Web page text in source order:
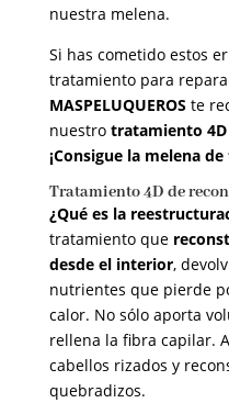
nuestra melena.
Si has cometido estos
tratamiento para
MASPELUQUEROS te
nuestro tratamiento
¡Consigue la melena
Tratamiento 4D de
¿Qué es la
tratamiento que
desde el interior,
nutrientes que pierde
calor. No sólo aporta
rellena la fibra capilar.
cabellos rizados y
quebradizos.